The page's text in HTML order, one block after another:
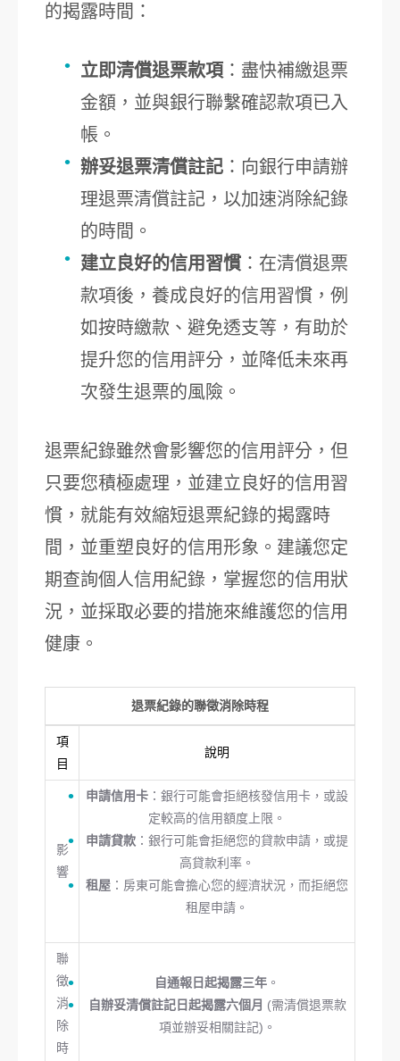
的揭露時間：
立即清償退票款項 ：盡快補繳退票
金額，並與銀行聯繫確認款項已入
帳。
辦妥退票清償註記 ：向銀行申請辦
理退票清償註記，以加速消除紀錄
的時間。
建立良好的信用習慣 ：在清償退票
款項後，養成良好的信用習慣，例
如按時繳款、避免透支等，有助於
提升您的信用評分，並降低未來再
次發生退票的風險。
退票紀錄雖然會影響您的信用評分，但
只要您積極處理，並建立良好的信用習
慣，就能有效縮短退票紀錄的揭露時
間，並重塑良好的信用形象。建議您定
期查詢個人信用紀錄，掌握您的信用狀
況，並採取必要的措施來維護您的信用
健康。
退票紀錄的聯徵消除時程
項
目
說明
影
響
申請信用卡 ：銀行可能會拒絕核發信用卡，或設
定較高的信用額度上限。
申請貸款 ：銀行可能會拒絕您的貸款申請，或提
高貸款利率。
租屋 ：房東可能會擔心您的經濟狀況，而拒絕您
租屋申請。
聯
徵
消
除
時
自通報日起揭露三年 。
自辦妥清償註記日起揭露六個月 (需清償退票款
項並辦妥相關註記)。